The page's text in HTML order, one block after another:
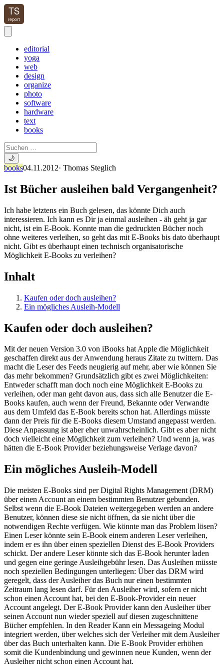
editorial
yoga
web
design
organize
photo
software
hardware
text
books
🌙
books04.11.2012· Thomas Steglich
Ist Bücher ausleihen bald Vergangenheit?
Ich habe letztens ein Buch gelesen, das könnte Dich auch
interessieren. Ich kann es Dir ja einmal ausleihen - äh geht ja gar
nicht, ist ein E-Book. Konnte man die gedruckten Bücher noch
ohne weiteres verleihen, so geht das mit E-Books bis dato überhaupt
nicht. Gibt es überhaupt einen technisch organisatorische
Möglichkeit E-Books zu verleihen?
Inhalt
Kaufen oder doch ausleihen?
Ein mögliches Ausleih-Modell
Kaufen oder doch ausleihen?
Mit der neuen Version 3.0 von iBooks hat Apple die Möglichkeit
geschaffen direkt aus der Anwendung heraus Zitate zu twittern. Das
macht die Leser des Feeds neugierig auf mehr, aber wie können Sie
das mehr bekommen? Grundsätzlich gibt es zwei Möglichkeiten:
Entweder schafft man doch noch eine Möglichkeit E-Books zu
verleihen, oder man geht davon aus, dass sich alle Benutzer die E-
Books kaufen, auch wenn der Freund, Bekannte oder Verwandte
aus dem Umfeld das E-Book bereits schon hat. Allerdings müsste
dann der Preis für die E-Books diesem Umstand angepasst werden.
Diese Anpassung ist aber eher unwahrscheinlich. Gibt es aber nicht
doch vielleicht eine Möglichkeit zum verleihen? Und wenn ja, was
hätten die E-Book Provider beziehungsweise Verlage davon?
Ein mögliches Ausleih-Modell
Die meisten E-Books sind per Digital Rights Management (DRM)
über einen Account an einem bestimmten Benutzer gebunden.
Selbst wenn die E-Book Dateien weitergegeben werden an andere
Benutzer, können diese sie nicht öffnen, da sie nicht über die
notwendigen Rechte verfügen. Wie könnte man das Problem lösen?
Einen Leser könnte sein E-Book einem anderen Leser verleihen,
indem er es ihn über einen speziellen Dienst des E-Book Providers
schickt. Der andere Leser könnte sich das E-Book herunter laden
und gegen eine geringe Ausleihgebühr lesen. Das Ausleihen müsste
noch speziellen Bedingungen unterliegen: Über das DRM wird
geregelt, dass der Ausleiher das Buch nur einen bestimmten
Zeitraum lang lesen darf. Für den Ausleiher wird, sofern er nicht
schon einen Account hat, bei den E-Book-Provider ein neuer
Account angelegt. Der E-Book Provider kann den Ausleiher über
seinen Account nun wieder speziell auf diesen zugeschnittene
Bücher empfehlen. In den Reader Kann ein Messageing Modul
integriert werden, über welches sich der Verleiher mit dem Ausleiher
über das Buch unterhalten kann. Die E-Book Provider erhöhen
somit die Kundenbindung und gewinnen neue Kunden, wenn der
Ausleiher nicht schon einen Account hat.